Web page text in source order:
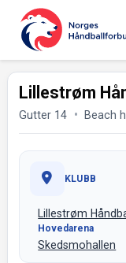
Lillestrøm
Gutter 14 Beach
KLUBB
Lillestrøm
Hovedarena
Skedsmohallen